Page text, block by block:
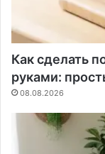
Как сделать
руками:
08.08.2026